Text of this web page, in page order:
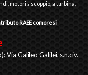
motori a scoppio, a turbina,
RAEE compresi
Via Galileo Galilei, s.n.civ.